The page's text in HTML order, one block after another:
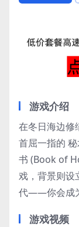
游戏介绍
在冬日海边修
首屈一指的
书 (Book of
戏，背景则设
代——你会成
游戏视频